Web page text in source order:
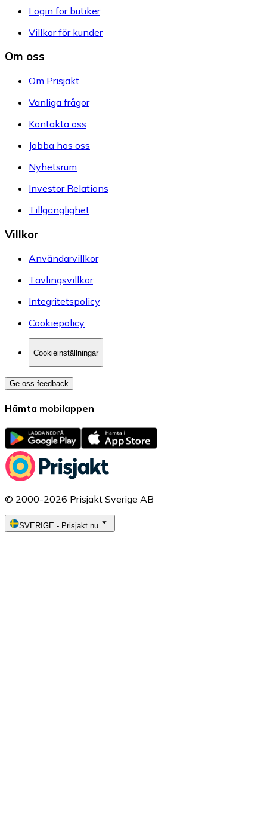
Login för butiker
Villkor för kunder
Om oss
Om Prisjakt
Vanliga frågor
Kontakta oss
Jobba hos oss
Nyhetsrum
Investor Relations
Tillgänglighet
Villkor
Användarvillkor
Tävlingsvillkor
Integritetspolicy
Cookiepolicy
Cookieinställningar
Ge oss feedback
Hämta mobilappen
© 2000-2026 Prisjakt Sverige AB
SVERIGE - Prisjakt.nu